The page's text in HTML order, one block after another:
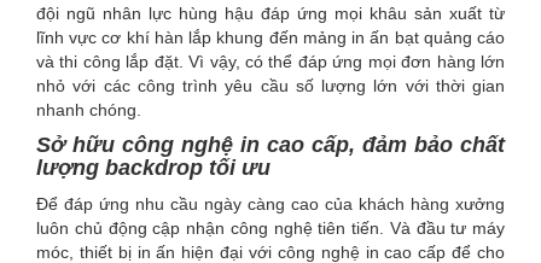
đội ngũ nhân lực hùng hậu đáp ứng mọi khâu sản xuất từ
lĩnh vực cơ khí hàn lắp khung đến mảng in ấn bạt quảng cáo
và thi công lắp đặt. Vì vậy, có thể đáp ứng mọi đơn hàng lớn
nhỏ với các công trình yêu cầu số lượng lớn với thời gian
nhanh chóng.
Sở hữu công nghệ in cao cấp, đảm bảo chất
lượng backdrop tối ưu
Để đáp ứng nhu cầu ngày càng cao của khách hàng xưởng
luôn chủ động cập nhận công nghệ tiên tiến. Và đầu tư máy
móc, thiết bị in ấn hiện đại với công nghệ in cao cấp để cho